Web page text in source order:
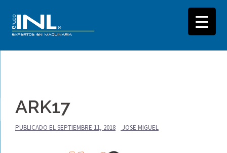
contenido
ARK17
PUBLICADO ELSEPTIEMBRE 11, 2018 JOSE MIGUEL